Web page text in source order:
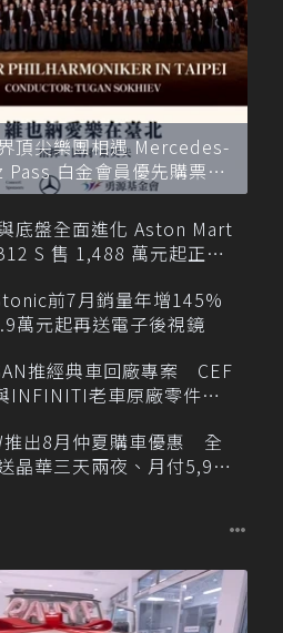
頂尖樂團相遇 Mercedes-
Pass 白金會員優先購票維
樂
底盤全面進化 Aston Mart
S 售 1,488 萬元起正式
前7月銷量年增145%
萬元起再送電子後視鏡
推經典車回廠專案 CEF
INFINITI老車原廠零件最
推出8月仲夏購車優惠 全
晶華三天兩夜、月付5,900